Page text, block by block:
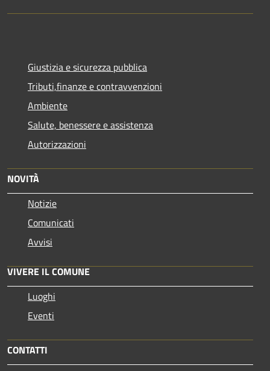
Giustizia e sicurezza pubblica
Tributi,finanze e contravvenzioni
Ambiente
Salute, benessere e assistenza
Autorizzazioni
NOVITÀ
Notizie
Comunicati
Avvisi
VIVERE IL COMUNE
Luoghi
Eventi
CONTATTI